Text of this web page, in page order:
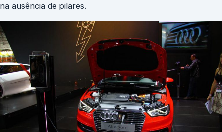
na ausência de pilares.